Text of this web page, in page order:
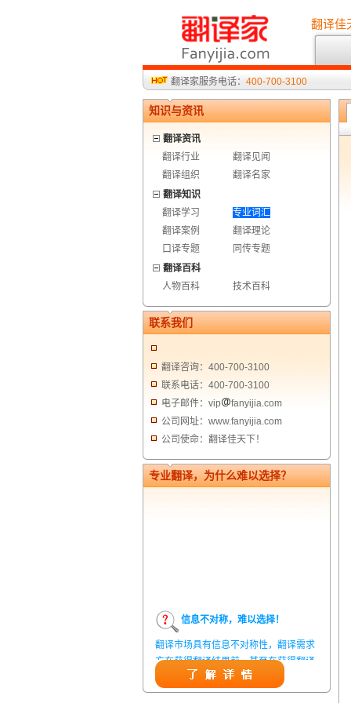
翻译佳
翻译家服务电话： 400-700-3100
知识与资讯
翻译资讯
翻译行业
翻译见闻
翻译组织
翻译名家
翻译知识
翻译学习
专业词汇
翻译案例
翻译理论
口译专题
同传专题
翻译百科
人物百科
技术百科
联系我们
翻译咨询：400-700-3100
联系电话：400-700-3100
电子邮件：vip
fanyijia.com
公司网址：www.fanyijia.com
公司使命：翻译佳天下！
专业翻译，为什么难以选择？
信息不对称，难以选择！
翻译市场具有信息不对称性，翻译需求
方在获得翻译结果前，甚至在获得翻译
结果后，都无法准确判定翻译质量。从
而给劣质翻译者提供了一定生存条件，